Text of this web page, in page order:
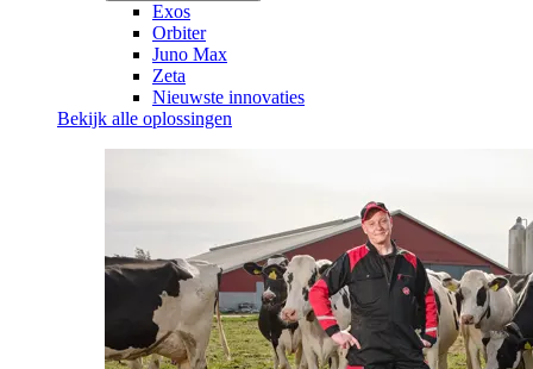
Exos
Orbiter
Juno Max
Zeta
Nieuwste innovaties
Bekijk alle oplossingen